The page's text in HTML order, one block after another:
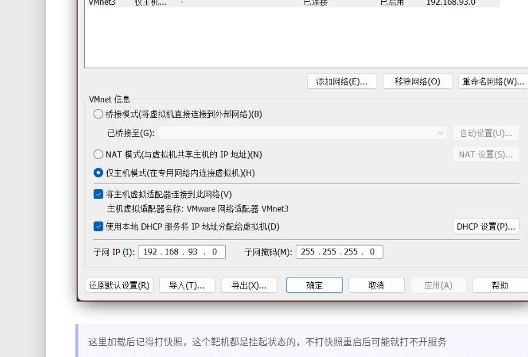
这里加载后记得打快照，这个靶机都是挂起状态的，不打快照重启后可能就打不开服务